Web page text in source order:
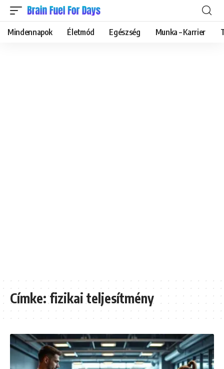
Mindennapok Életmód Egészség Munka – Karrier
Címke:fizikai teljesítmény